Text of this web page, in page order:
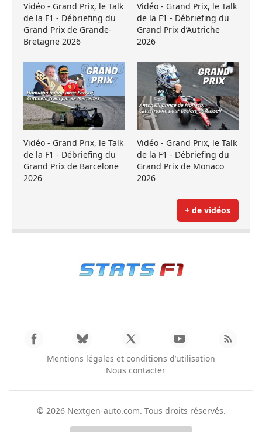
Vidéo - Grand Prix, le Talk
de la F1 - Débriefing du
Grand Prix de Grande-
Bretagne 2026
Vidéo - Grand Prix, le Talk
de la F1 - Débriefing du
Grand Prix d’Autriche
2026
Vidéo - Grand Prix, le Talk
de la F1 - Débriefing du
Grand Prix de Barcelone
2026
Vidéo - Grand Prix, le Talk
de la F1 - Débriefing du
Grand Prix de Monaco
2026
+ de vidéos
Mentions légales et conditions d’utilisation
Nous contacter
© 2026 Nextgen-auto.com. Tous droits réservés.